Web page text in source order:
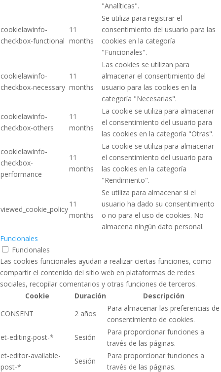
"Analíticas".
cookielawinfo-
checkbox-functional
11
months
Se utiliza para registrar el
consentimiento del usuario para las
cookies en la categoría
"Funcionales".
cookielawinfo-
checkbox-necessary
11
months
Las cookies se utilizan para
almacenar el consentimiento del
usuario para las cookies en la
categoría "Necesarias".
cookielawinfo-
checkbox-others
11
months
La cookie se utiliza para almacenar
el consentimiento del usuario para
las cookies en la categoría "Otras".
cookielawinfo-
checkbox-
performance
11
months
La cookie se utiliza para almacenar
el consentimiento del usuario para
las cookies en la categoría
"Rendimiento".
viewed_cookie_policy
11
months
Se utiliza para almacenar si el
usuario ha dado su consentimiento
o no para el uso de cookies. No
almacena ningún dato personal.
Funcionales
Funcionales
Las cookies funcionales ayudan a realizar ciertas funciones, como
compartir el contenido del sitio web en plataformas de redes
sociales, recopilar comentarios y otras funciones de terceros.
Cookie
Duración
Descripción
CONSENT
2 años
Para almacenar las preferencias de
consentimiento de cookies.
et-editing-post-*
Sesión
Para proporcionar funciones a
través de las páginas.
et-editor-available-
post-*
Sesión
Para proporcionar funciones a
través de las páginas.